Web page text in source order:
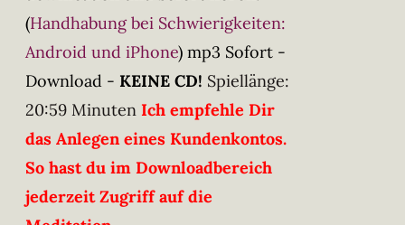
(Handhabung bei Schwierigkeiten:
Android und iPhone) mp3 Sofort -
Download - KEINE CD! Spiellänge:
20:59 Minuten Ich empfehle Dir
das Anlegen eines Kundenkontos.
So hast du im Downloadbereich
jederzeit Zugriff auf die